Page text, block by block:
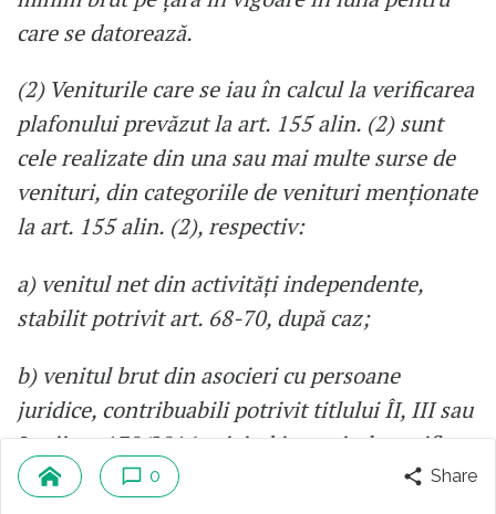
care se datorează.
(2) Veniturile care se iau în calcul la verificarea
plafonului prevăzut la art. 155 alin. (2) sunt
cele realizate din una sau mai multe surse de
venituri, din categoriile de venituri menţionate
la art. 155 alin. (2), respectiv:
a) venitul net din activităţi independente,
stabilit potrivit art. 68-70, după caz;
b) venitul brut din asocieri cu persoane
juridice, contribuabili potrivit titlului ÎI, III sau
Legii nr. 170/2016 privind impozitul specific
unor activităţi, pentru care sunt aplicabile
0 Share